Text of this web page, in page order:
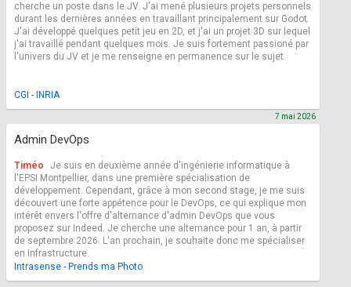
cherche un poste dans le JV. J'ai mené plusieurs projets personnels
durant les dernières années en travaillant principalement sur Godot.
J'ai développé quelques petit jeu en 2D, et j'ai un projet 3D sur lequel
j'ai travaillé pendant quelques mois. Je suis fortement passioné par
l'univers du JV et je me renseigne en permanence sur le sujet.
CGI - INRIA
Admin DevOps
7 mai 2026
Timéo
Je suis en deuxième année d'ingénierie informatique à
l'EPSI Montpellier, dans une première spécialisation de
développement. Cependant, grâce à mon second stage, je me suis
découvert une forte appétence pour le DevOps, ce qui explique mon
intérêt envers l'offre d'alternance d'admin DevOps que vous
proposez sur Indeed. Je cherche une alternance pour 1 an, à partir
de septembre 2026. L'an prochain, je souhaite donc me spécialiser
en Infrastructure.
Intrasense - Prends ma Photo